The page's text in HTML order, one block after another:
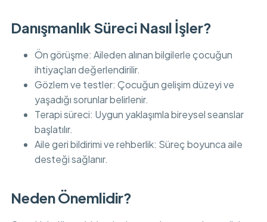
Danışmanlık Süreci Nasıl İşler?
Ön görüşme: Aileden alınan bilgilerle çocuğun
ihtiyaçları değerlendirilir.
Gözlem ve testler: Çocuğun gelişim düzeyi ve
yaşadığı sorunlar belirlenir.
Terapi süreci: Uygun yaklaşımla bireysel seanslar
başlatılır.
Aile geri bildirimi ve rehberlik: Süreç boyunca aile
desteği sağlanır.
Neden Önemlidir?